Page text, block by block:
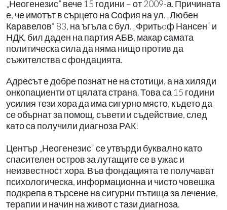
„Неогенезис” вече 15 години – от 2009-а. Причината
е, че имотът в сърцето на София на ул. „Любен
Каравелов“ 83, на ъгъла с бул. „Фритьoф Нансен“ и
НДК, бил даден на партия АБВ, макар самата
политическа сила да няма нищо против да
съжителства с фондацията.
Адресът е добре познат не на стотици, а на хиляди
онкопациенти от цялата страна. Това са 15 години
усилия тези хора да има сигурно място, където да
се обърнат за помощ, съвети и съдействие, след
като са получили диагноза РАК!
Център „Неогенезис“ се утвърди буквално като
спасителен остров за лутащите се в ужас и
неизвестност хора. Във фондацията те получават
психологическа, информационна и чисто човешка
подкрепа в търсене на сигурни пътища за лечение,
терапии и начин на живот с тази диагноза.